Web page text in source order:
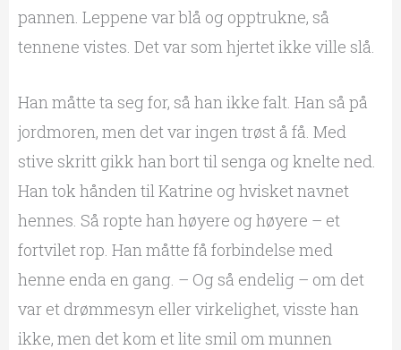
pannen. Leppene var blå og opptrukne, så
tennene vistes. Det var som hjertet ikke ville slå.
Han måtte ta seg for, så han ikke falt. Han så på
jordmoren, men det var ingen trøst å få. Med
stive skritt gikk han bort til senga og knelte ned.
Han tok hånden til Katrine og hvisket navnet
hennes. Så ropte han høyere og høyere – et
fortvilet rop. Han måtte få forbindelse med
henne enda en gang. – Og så endelig – om det
var et drømmesyn eller virkelighet, visste han
ikke, men det kom et lite smil om munnen